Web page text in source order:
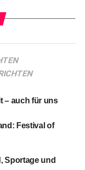
– auch für uns
Festival of
Sportage und